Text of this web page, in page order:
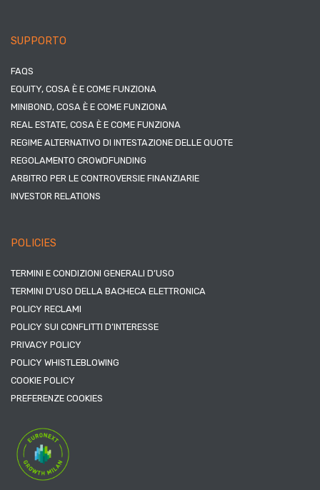
SUPPORTO
FAQS
EQUITY, COSA È E COME FUNZIONA
MINIBOND, COSA È E COME FUNZIONA
REAL ESTATE, COSA È E COME FUNZIONA
REGIME ALTERNATIVO DI INTESTAZIONE DELLE QUOTE
REGOLAMENTO CROWDFUNDING
ARBITRO PER LE CONTROVERSIE FINANZIARIE
INVESTOR RELATIONS
POLICIES
TERMINI E CONDIZIONI GENERALI D’USO
TERMINI D’USO DELLA BACHECA ELETTRONICA
POLICY RECLAMI
POLICY SUI CONFLITTI D’INTERESSE
PRIVACY POLICY
POLICY WHISTLEBLOWING
COOKIE POLICY
PREFERENZE COOKIES